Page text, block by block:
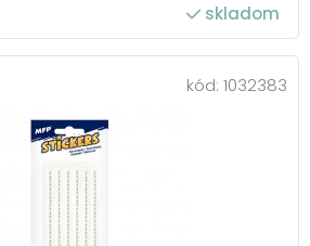
skladom
kód: 1032383